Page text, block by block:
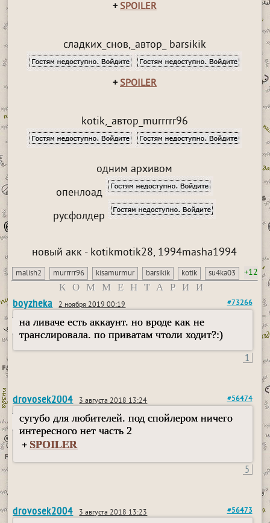
+ SPOILER
сладких_снов,_автор_ barsikik
+ SPOILER
kotik,_автор_murrrrr96
одним архивом
опенлоад
русфолдер
новый акк - kotikmotik28, 1994masha1994
malish2 murrrrr96 kisamurmur barsikik kotik su4ka03 +12
КОММЕНТАРИИ
boyzheka 2 ноября 2019 00:19 #73266
на ливаче есть аккаунт. но вроде как не
транслировала. по приватам чтоли ходит?:)
1
drovosek2004 3 августа 2018 13:24 #56474
сугубо для любителей. под спойлером ничего
интересного нет часть 2
+ SPOILER
5
drovosek2004 3 августа 2018 13:23 #56473